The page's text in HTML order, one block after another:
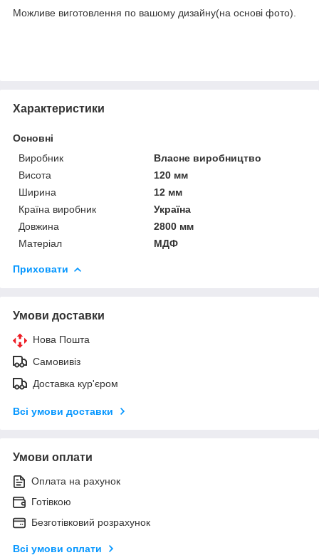
Можливе виготовлення по вашому дизайну(на основі фото).
Характеристики
Основні
Виробник
Власне виробництво
Висота
120 мм
Ширина
12 мм
Країна виробник
Україна
Довжина
2800 мм
Матеріал
МДФ
Приховати
Умови доставки
Нова Пошта
Самовивіз
Доставка кур'єром
Всі умови доставки
Умови оплати
Оплата на рахунок
Готівкою
Безготівковий розрахунок
Всі умови оплати